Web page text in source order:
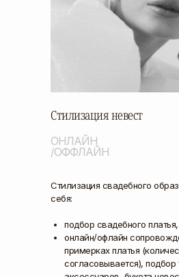
Стилизация невест
Стилизация свадебного
себя:
подбор свадебного платья,
онлайн/офлайн
примерках платья
согласовывается), подбор
ОНЛАЙН
/ОФФЛАЙН